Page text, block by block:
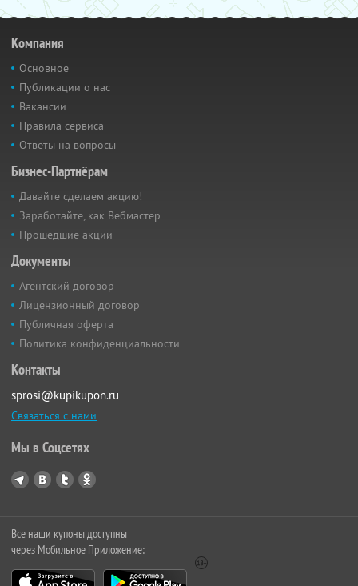
Компания
Основное
Публикации о нас
Вакансии
Правила сервиса
Ответы на вопросы
Бизнес-Партнёрам
Давайте сделаем акцию!
Заработайте, как Вебмастер
Прошедшие акции
Документы
Агентский договор
Лицензионный договор
Публичная оферта
Политика конфиденциальности
Контакты
sprosi@kupikupon.ru
Связаться с нами
Мы в Соцсетях
Все наши купоны доступны
через Мобильное Приложение: